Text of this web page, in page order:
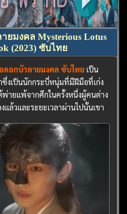
ยมงคล Mysterious Lotus
(2023) ซับไทย
ดอกบัวลายมงคล ซับไทย เป็น
ซึ่งเป็นนักกระบี่หนุ่มที่มีฝีมือที่เก่ง
พ่ายแพ้จากศึกในครั้งหนึ่งผู้คนต่าง
แล้วและระยะเวลาผ่านไปนั้นเขา